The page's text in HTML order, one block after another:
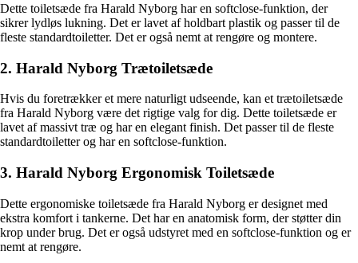
Dette toiletsæde fra Harald Nyborg har en softclose-funktion, der
sikrer lydløs lukning. Det er lavet af holdbart plastik og passer til de
fleste standardtoiletter. Det er også nemt at rengøre og montere.
2. Harald Nyborg Trætoiletsæde
Hvis du foretrækker et mere naturligt udseende, kan et trætoiletsæde
fra Harald Nyborg være det rigtige valg for dig. Dette toiletsæde er
lavet af massivt træ og har en elegant finish. Det passer til de fleste
standardtoiletter og har en softclose-funktion.
3. Harald Nyborg Ergonomisk Toiletsæde
Dette ergonomiske toiletsæde fra Harald Nyborg er designet med
ekstra komfort i tankerne. Det har en anatomisk form, der støtter din
krop under brug. Det er også udstyret med en softclose-funktion og er
nemt at rengøre.